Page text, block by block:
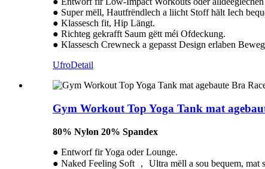
● Super mëll, Hautfrëndlech a liicht Stoff hält Iech
● Klassesch fit, Hip Längt.
● Richteg gekrafft Saum gëtt méi Ofdeckung.
● Klassesch Crewneck a gepasst Design erlaben
UfroDetail
Gym Workout Top Yoga Tank mat
80% Nylon 20% Spandex
● Entworf fir Yoga oder Lounge.
● Naked Feeling Soft ， Ultra mëll a sou bequem, mat